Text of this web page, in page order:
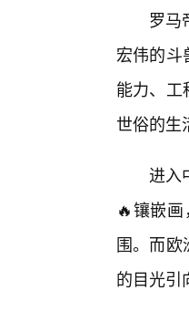
罗马
宏伟的斗
能力、工
世俗的生
进入
🔥镶嵌
围。而欧
的目光引